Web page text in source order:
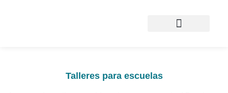
Talleres para escuelas